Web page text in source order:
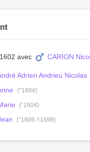
avec CARION
Adrien Andrieu Nicolas
(°1604)
(°1604)
(°1606-†1698)